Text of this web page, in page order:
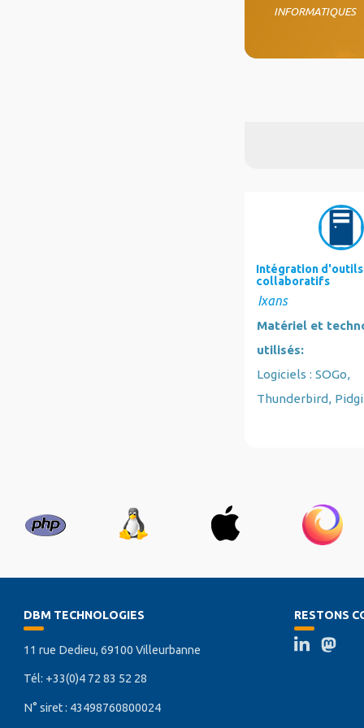
INFORMATIQUES
Intégration d'outils
collaboratifs
Ixans
Matériel et
utilisés:
Logiciels : SOGo,
Thunderbird,
DBM TECHNOLOGIES
11 rue Dedieu, 69100 Villeurbanne
Tél: +33(0)4 72 83 52 28
N° siret : 43498760800024
RESTONS